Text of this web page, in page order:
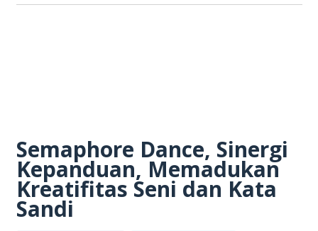
Semaphore Dance, Sinergi
Kepanduan, Memadukan
Kreatifitas Seni dan Kata
Sandi